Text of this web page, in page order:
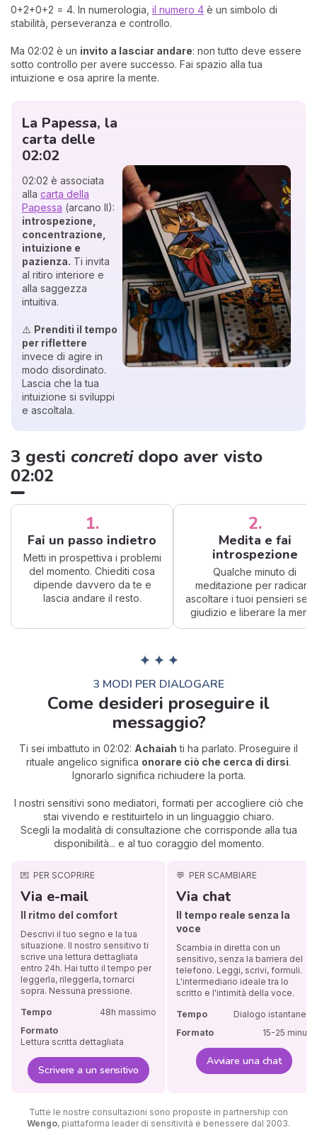
0+2+0+2 = 4. In numerologia, il numero 4 è un simbolo di
stabilità, perseveranza e controllo.
Ma 02:02 è un invito a lasciar andare: non tutto deve essere
sotto controllo per avere successo. Fai spazio alla tua
intuizione e osa aprire la mente.
La Papessa, la
carta delle
02:02
02:02 è associata
alla carta della
Papessa (arcano II):
introspezione,
concentrazione,
intuizione e
pazienza. Ti invita
al ritiro interiore e
alla saggezza
intuitiva.
⚠️ Prenditi il tempo
per riflettere
invece di agire in
modo disordinato.
Lascia che la tua
intuizione si sviluppi
e ascoltala.
3 gesti concretidopo aver visto
02:02
1.
Fai un passo indietro
Metti in prospettiva i problemi
del momento. Chiediti cosa
dipende davvero da te e
lascia andare il resto.
2.
Medita e fai
introspezione
Qualche minuto di
meditazione per radicarti,
ascoltare i tuoi pensieri
giudizio e liberare la
✦ ✦ ✦
3 MODI PER DIALOGARE
Come desideri proseguire il
messaggio?
Ti sei imbattuto in 02:02: Achaiah ti ha parlato. Proseguire il
rituale angelico significa onorare ciò che cerca di dirsi.
Ignorarlo significa richiudere la porta.
I nostri sensitivi sono mediatori, formati per accogliere ciò che
stai vivendo e restituirtelo in un linguaggio chiaro.
Scegli la modalità di consultazione che corrisponde alla tua
disponibilità... e al tuo coraggio del momento.
💌 PER SCOPRIRE
Via e-mail
Il ritmo del comfort
Descrivi il tuo segno e la tua
situazione. Il nostro sensitivo ti
scrive una lettura dettagliata
entro 24h. Hai tutto il tempo per
leggerla, rileggerla, tornarci
sopra. Nessuna pressione.
Tempo
48h massimo
Formato
Lettura scritta dettagliata
Scrivere a un sensitivo
💬 PER SCAMBIARE
Via chat
Il tempo reale senza la
voce
Scambia in diretta con un
sensitivo, senza la barriera del
telefono. Leggi, scrivi, formuli.
L'intermediario ideale tra lo
scritto e l'intimità della voce.
Tempo
Dialogo istantaneo
Formato
15-25 minuti
Avviare una chat
Tutte le nostre consultazioni sono proposte in partnership con
Wengo, piattaforma leader di sensitività e benessere dal 2003.